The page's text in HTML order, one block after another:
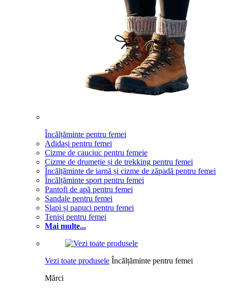
Încălțăminte pentru femei
Adidași pentru femei
Cizme de cauciuc pentru femeie
Cizme de drumeție și de trekking pentru femei
Încălțăminte de iarnă și cizme de zăpadă pentru femei
Încălțăminte sport pentru femei
Pantofi de apă pentru femei
Sandale pentru femei
Șlapi și papuci pentru femei
Teniși pentru femei
Mai multe...
Vezi toate produsele Încălțăminte pentru femei
Mărci